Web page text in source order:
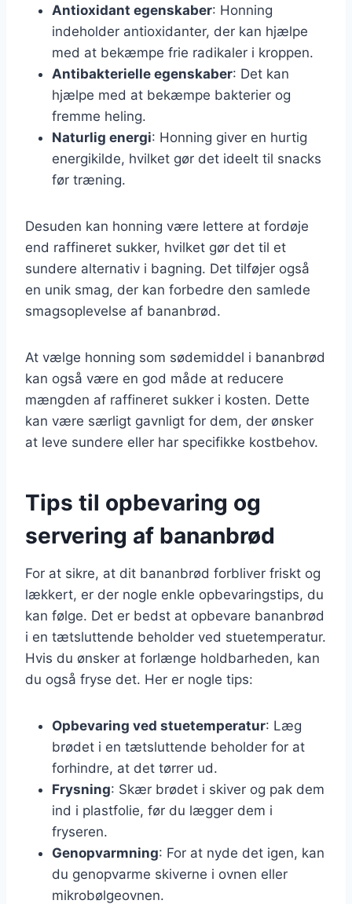
Antioxidant egenskaber: Honning
indeholder antioxidanter, der kan hjælpe
med at bekæmpe frie radikaler i kroppen.
Antibakterielle egenskaber: Det kan
hjælpe med at bekæmpe bakterier og
fremme heling.
Naturlig energi: Honning giver en hurtig
energikilde, hvilket gør det ideelt til snacks
før træning.
Desuden kan honning være lettere at fordøje
end raffineret sukker, hvilket gør det til et
sundere alternativ i bagning. Det tilføjer også
en unik smag, der kan forbedre den samlede
smagsoplevelse af bananbrød.
At vælge honning som sødemiddel i bananbrød
kan også være en god måde at reducere
mængden af raffineret sukker i kosten. Dette
kan være særligt gavnligt for dem, der ønsker
at leve sundere eller har specifikke kostbehov.
Tips til opbevaring og
servering af bananbrød
For at sikre, at dit bananbrød forbliver friskt og
lækkert, er der nogle enkle opbevaringstips, du
kan følge. Det er bedst at opbevare bananbrød
i en tætsluttende beholder ved stuetemperatur.
Hvis du ønsker at forlænge holdbarheden, kan
du også fryse det. Her er nogle tips:
Opbevaring ved stuetemperatur: Læg
brødet i en tætsluttende beholder for at
forhindre, at det tørrer ud.
Frysning: Skær brødet i skiver og pak dem
ind i plastfolie, før du lægger dem i
fryseren.
Genopvarmning: For at nyde det igen, kan
du genopvarme skiverne i ovnen eller
mikrobølgeovnen.